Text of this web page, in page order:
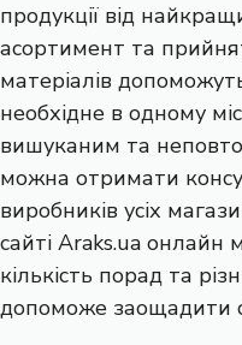
продукції від
асортимент та
матеріалів
необхідне в одному
вишуканим та
можна отримати
виробників усіх
сайті Araks.ua
кількість порад та
допоможе заощадити